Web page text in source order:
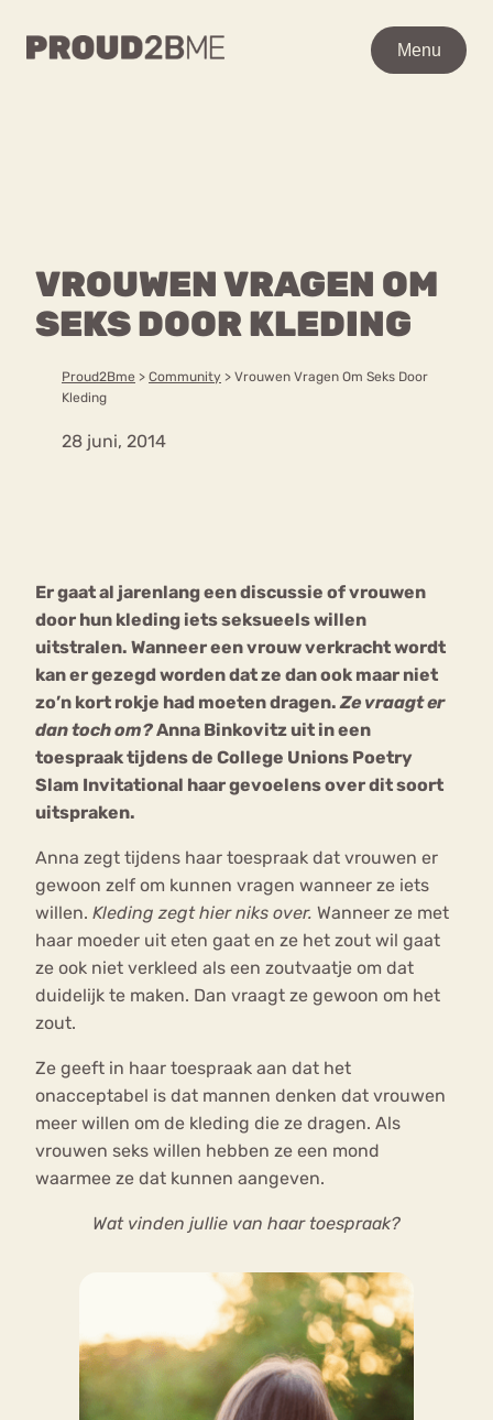
Menu
VROUWEN VRAGEN OM
SEKS DOOR KLEDING
Proud2Bme > Community > Vrouwen Vragen Om Seks Door
Kleding
28 juni, 2014
Er gaat al jarenlang een discussie of vrouwen
door hun kleding iets seksueels willen
uitstralen. Wanneer een vrouw verkracht wordt
kan er gezegd worden dat ze dan ook maar niet
zo’n kort rokje had moeten dragen.Ze vraagt er
dan toch om?Anna Binkovitz uit in een
toespraak tijdens de College Unions Poetry
Slam Invitational haar gevoelens over dit soort
uitspraken.
Anna zegt tijdens haar toespraak dat vrouwen er
gewoon zelf om kunnen vragen wanneer ze iets
willen. Kleding zegt hier niks over. Wanneer ze met
haar moeder uit eten gaat en ze het zout wil gaat
ze ook niet verkleed als een zoutvaatje om dat
duidelijk te maken. Dan vraagt ze gewoon om het
zout.
Ze geeft in haar toespraak aan dat het
onacceptabel is dat mannen denken dat vrouwen
meer willen om de kleding die ze dragen. Als
vrouwen seks willen hebben ze een mond
waarmee ze dat kunnen aangeven.
Wat vinden jullie van haar toespraak?
Menu
Content
Over ons
Forum
WAAR BEN JE NAAR OP
Over proud2bme
Contact
Vacatures
Privacyverklaring
mia
Nerv
osa
Eetstoornis Anorexia Nervosa
Eetbuien Piekeren Sport
Trauma
Orthorexia
Afvallen Angst